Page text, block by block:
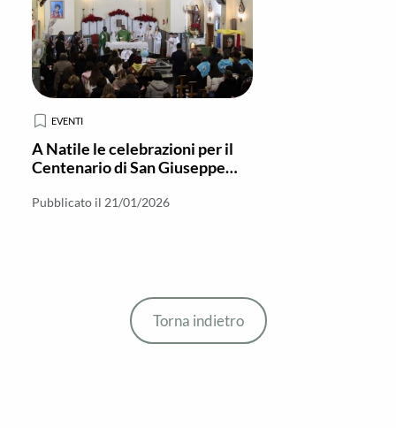
EVENTI
A Natile le celebrazioni per il
Centenario di San Giuseppe
Pubblicato il 21/01/2026
Torna indietro